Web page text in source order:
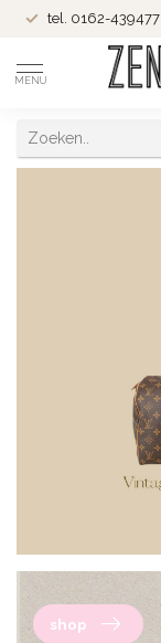
tel. 0162-439477
MENU
shop